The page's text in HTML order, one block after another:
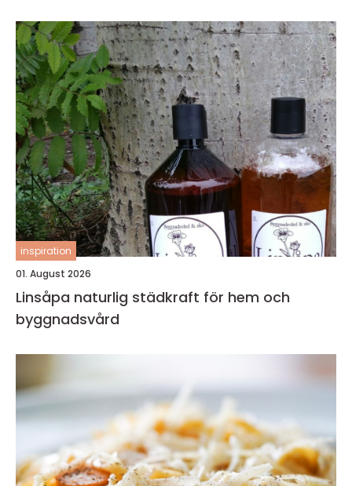
inspiration
01. August 2026
Linsåpa naturlig städkraft för hem och
byggnadsvård